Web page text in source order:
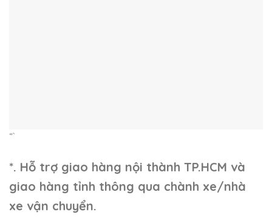
“`
*. Hỗ trợ giao hàng nội thành TP.HCM và
giao hàng tỉnh thông qua chành xe/nhà
xe vận chuyển.